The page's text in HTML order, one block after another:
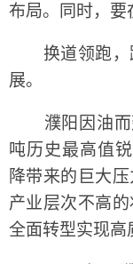
布局。同时，要
换道领跑，
展。
濮阳因油而
吨历史最高值
降带来的巨大
产业层次不高
全面转型实现高